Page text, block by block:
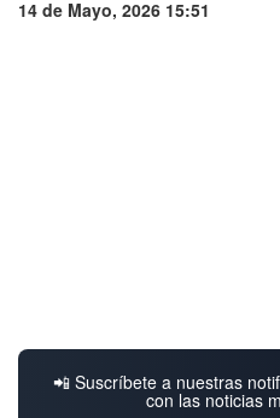
14 de Mayo, 2026 15:51
📲 Suscríbete a nuestras
con las noticias